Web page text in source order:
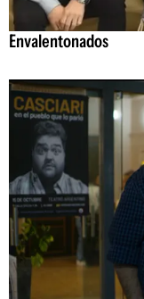
Envalentonados